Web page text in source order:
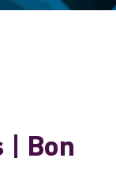
| Bon